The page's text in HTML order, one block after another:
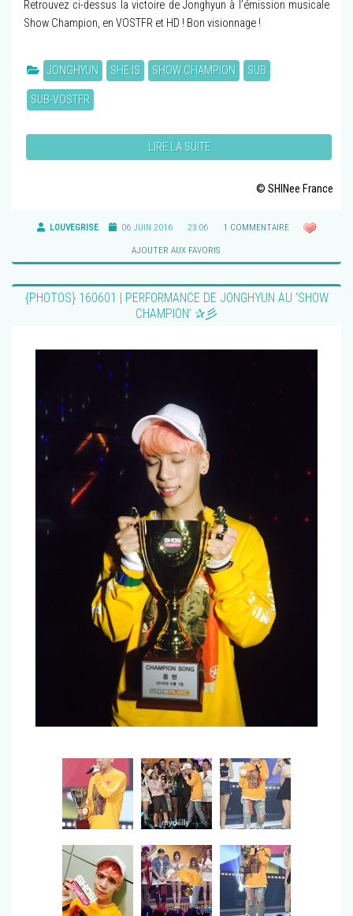
Retrouvez ci-dessus la victoire de Jonghyun à l’émission musicale
Show Champion, en VOSTFR et HD ! Bon visionnage !
JONGHYUN SHE IS SHOW CHAMPION SUB
SUB-VOSTFR
LIRE LA SUITE
© SHINee France
LOUVEGRISE 06 JUIN 2016 23:06 1 COMMENTAIRE
AJOUTER AUX FAVORIS
{PHOTOS} 160601 | PERFORMANCE DE JONGHYUN AU ‘SHOW
CHAMPION’ ✰彡